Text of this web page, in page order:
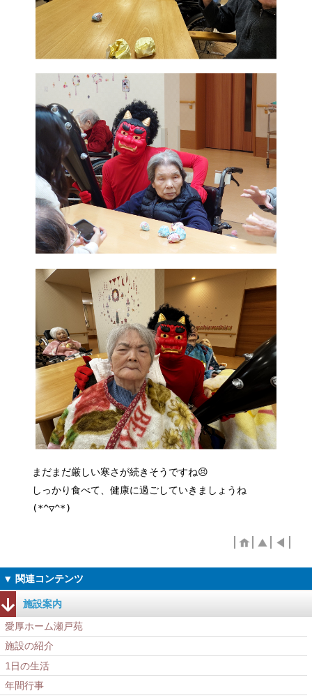
まだまだ厳しい寒さが続きそうですね😣
しっかり食べて、健康に過ごしていきましょうね
(*^▽^*)
施設案内
愛厚ホーム瀬戸苑
施設の紹介
1日の生活
年間行事